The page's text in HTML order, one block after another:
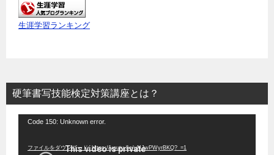
生涯学習ランキング
硬筆書写技能検定対策講座とは？
Code 150: Unknown error.
ファイルをダウンロード: https://youtu.be/uNJwPWyrBKQ?_=1